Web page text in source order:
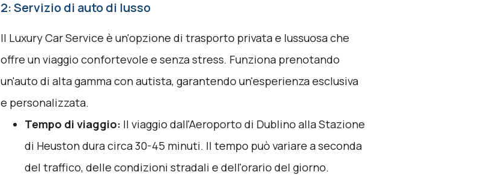
2: Servizio di auto di lusso
Il Luxury Car Service è un'opzione di trasporto privata e lussuosa che
offre un viaggio confortevole e senza stress. Funziona prenotando
un'auto di alta gamma con autista, garantendo un'esperienza esclusiva
e personalizzata.
Tempo di viaggio: Il viaggio dall'Aeroporto di Dublino alla Stazione
di Heuston dura circa 30-45 minuti. Il tempo può variare a seconda
del traffico, delle condizioni stradali e dell'orario del giorno.